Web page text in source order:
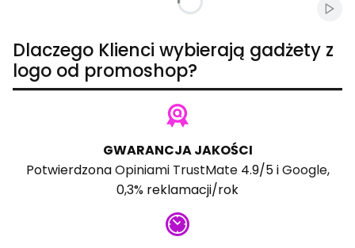
Dlaczego Klienci wybierają gadżety z
logo od promoshop?
GWARANCJA JAKOŚCI
PotwierdzonaOpiniami TrustMate4.9/5 iGoogle,
0,3% reklamacji/rok